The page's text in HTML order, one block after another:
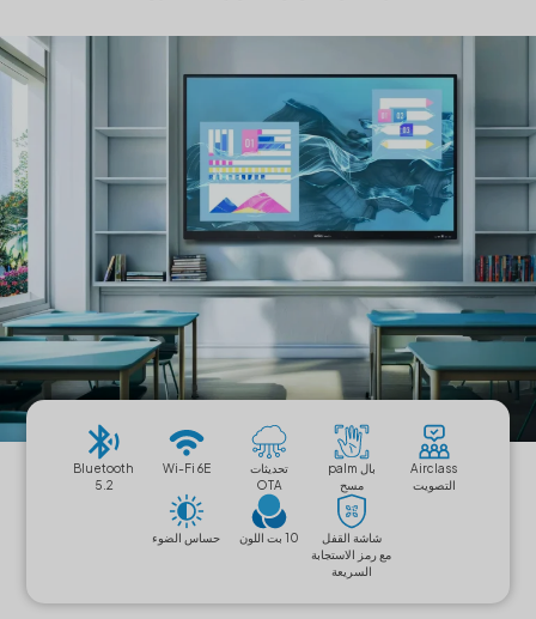
Airclass
التصويت
بال palm
مسح
تحديثات
OTA
Wi-Fi 6E
Bluetooth
5.2
شاشة القفل
مع رمز الاستجابة
السريعة
10 بت اللون حساس الضوء